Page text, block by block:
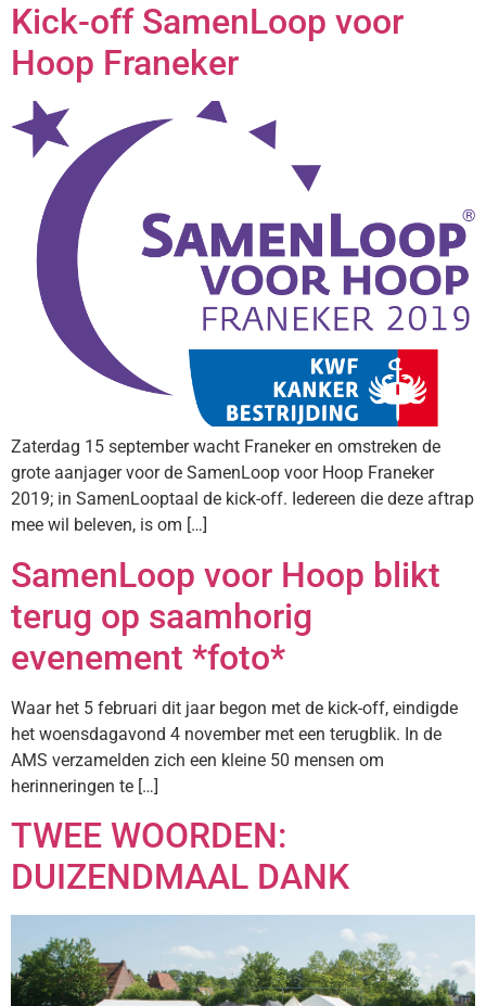
Kick-off SamenLoop voor
Hoop Franeker
Zaterdag 15 september wacht Franeker en omstreken de
grote aanjager voor de SamenLoop voor Hoop Franeker
2019; in SamenLooptaal de kick-off. Iedereen die deze aftrap
mee wil beleven, is om […]
SamenLoop voor Hoop blikt
terug op saamhorig
evenement *foto*
Waar het 5 februari dit jaar begon met de kick-off, eindigde
het woensdagavond 4 november met een terugblik. In de
AMS verzamelden zich een kleine 50 mensen om
herinneringen te […]
TWEE WOORDEN:
DUIZENDMAAL DANK